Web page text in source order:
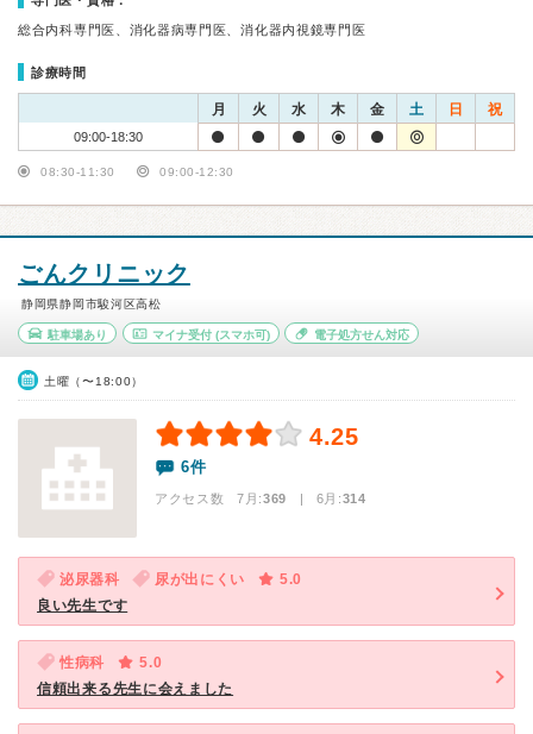
総合内科専門医、消化器病専門医、消化器内視鏡専門医
診療時間
月 火 水 木 金 土 日 祝
09:00-18:30
08:30-11:30 09:00-12:30
ごんクリニック
静岡県静岡市駿河区高松
駐車場あり マイナ受付(スマホ可) 電子処方せん対応
土曜（〜18:00）
4.25
6件
アクセス数 7月:369 | 6月:314
泌尿器科 尿が出にくい
5.0
良い先生です
性病科
5.0
信頼出来る先生に会えました